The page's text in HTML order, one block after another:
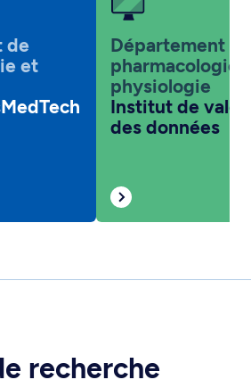
de
et
Département de
pharmacologie
physiologie
Institut de
des données
recherche